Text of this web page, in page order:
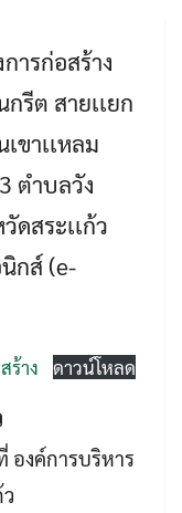
ารก่อสร้าง
รีต สายเเยก
ขาเเหลม
ตำบลวัง
สระเเก้ว
กส์ (e-
ร้าง ดาวน์โหลด
องค์การบริหาร